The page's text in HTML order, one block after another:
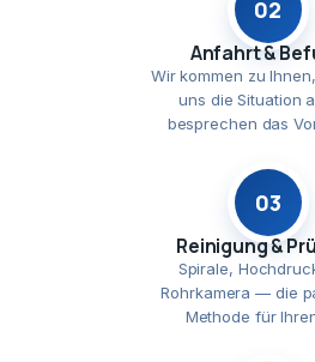
02
Anfahrt &
Wir kommen zu
uns die Situation
besprechen das
03
Reinigung &
Spirale,
Rohrkamera — die
Methode für